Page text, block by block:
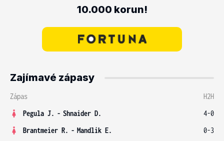
10.000 korun!
Zajímavé zápasy
Zápas
H2H
Pegula J. - Shnaider D.
4-0
Brantmeier R. - Mandlik E.
0-3